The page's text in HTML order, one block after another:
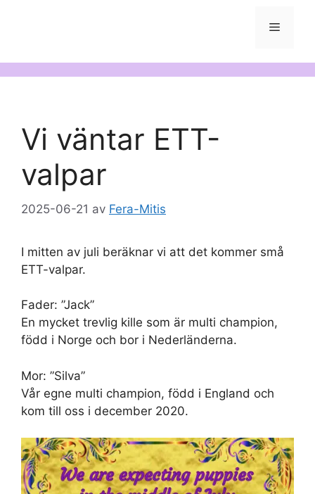
Meny
Vi väntar ETT-
valpar
2025-06-21 av Fera-Mitis
I mitten av juli beräknar vi att det kommer små
ETT-valpar.
Fader: ”Jack”
En mycket trevlig kille som är multi champion,
född i Norge och bor i Nederländerna.
Mor: ”Silva”
Vår egne multi champion, född i England och
kom till oss i december 2020.